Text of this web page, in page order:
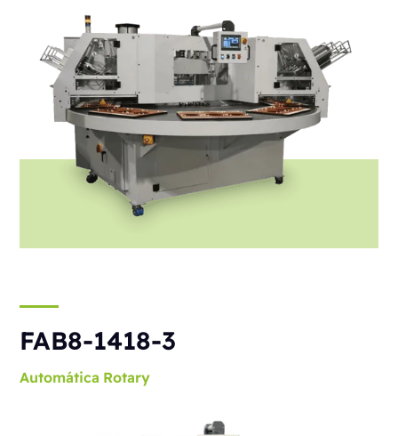
FAB8-1418-3
Automática Rotary